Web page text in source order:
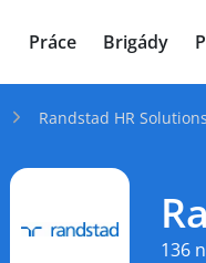
Práce Brigády
Randstad HR
136